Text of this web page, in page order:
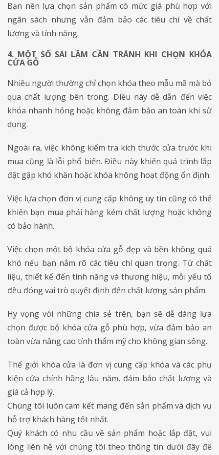
Bạn nên lựa chọn sản phẩm có mức giá phù hợp với
ngân sách nhưng vẫn đảm bảo các tiêu chí về chất
lượng và tính năng.
4. MỘT SỐ SAI LẦM CẦN TRÁNH KHI CHỌN KHÓA
CỬA GỖ
​​​​​​​Nhiều người thường chỉ chọn khóa theo mẫu mã mà bỏ
qua chất lượng bên trong. Điều này dễ dẫn đến việc
khóa nhanh hỏng hoặc không đảm bảo an toàn khi sử
dụng.
Ngoài ra, việc không kiểm tra kích thước cửa trước khi
mua cũng là lỗi phổ biến. Điều này khiến quá trình lắp
đặt gặp khó khăn hoặc khóa không hoạt động ổn định.
Việc lựa chọn đơn vị cung cấp không uy tín cũng có thể
khiến bạn mua phải hàng kém chất lượng hoặc không
có bảo hành.
Việc chọn một bộ khóa cửa gỗ đẹp và bền không quá
khó nếu bạn nắm rõ các tiêu chí quan trọng. Từ chất
liệu, thiết kế đến tính năng và thương hiệu, mỗi yếu tố
đều đóng vai trò quyết định đến chất lượng sản phẩm.
Hy vọng với những chia sẻ trên, bạn sẽ dễ dàng lựa
chọn được bộ khóa cửa gỗ phù hợp, vừa đảm bảo an
toàn vừa nâng cao tính thẩm mỹ cho không gian sống.
Thế giới khóa cửa là đơn vị cung cấp khóa và các phụ
kiện cửa chính hãng lâu năm, đảm bảo chất lượng và
giá cả hợp lý.
Chúng tôi luôn cam kết mang đến sản phẩm và dịch vụ
hỗ trợ khách hàng tốt nhất.
Quý khách có nhu cầu về sản phẩm hoặc lắp đặt, vui
lòng liên hệ với chúng tôi theo thông tin dưới đây để